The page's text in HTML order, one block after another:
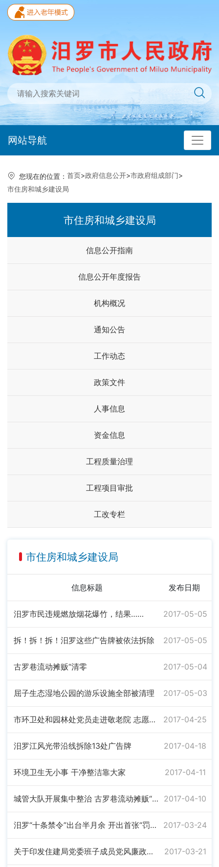
网站导航
您现在的位置： 首页>政府信息公开>市政府组成部门>
市住房和城乡建设局
市住房和城乡建设局
信息公开指南
信息公开年度报告
机构概况
通知公告
工作动态
政策文件
人事信息
资金信息
工程质量治理
工程项目审批
工改专栏
市住房和城乡建设局
信息标题 发布日期
汨罗市民违规燃放烟花爆竹，结果…… 2017-05-05
拆！拆！拆！汨罗这些广告牌被依法拆除 2017-05-05
古罗巷流动摊贩“清零 2017-05-04
屈子生态湿地公园的游乐设施全部被清理 2017-05-03
市环卫处和园林处党员走进敬老院 志愿服务暖人心 2017-04-25
汨罗江风光带沿线拆除13处广告牌 2017-04-18
环境卫生无小事 干净整洁靠大家 2017-04-11
城管大队开展集中整治 古罗巷流动摊贩“清零” 2017-04-10
汨罗“十条禁令”出台半月余 开出首张“罚单” 2017-03-24
关于印发住建局党委班子成员党风廉政建设责任分解的通知 2017-03-21